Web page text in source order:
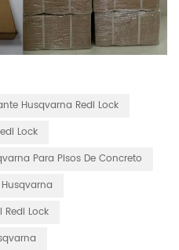
Husqvarna Redi Lock
Lock
Para Pisos De Concreto
Redi Lock